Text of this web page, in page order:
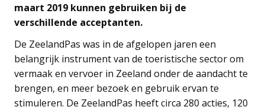
maart 2019 kunnen gebruiken bij de
verschillende acceptanten.
De ZeelandPas was in de afgelopen jaren een
belangrijk instrument van de toeristische sector om
vermaak en vervoer in Zeeland onder de aandacht te
brengen, en meer bezoek en gebruik ervan te
stimuleren. De ZeelandPas heeft circa 280 acties, 120